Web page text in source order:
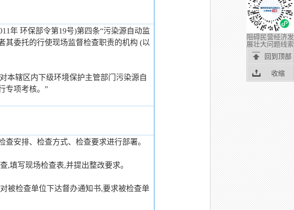
年 环保部令第19号)第四条“污染源自动监
其委托的行使现场监督检查职责的机构 (以
本辖区内下级环境保护主管部门污染源自
专项考核。”
安排、检查方式、检查要求进行部署。
,填写现场检查表,并提出整改要求。
被检查单位下达督办通知书,要求被检查单
阻碍民营经济发
展壮大问题线索
回到顶部
收缩